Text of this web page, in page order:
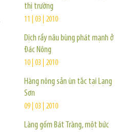
thị trường
11 | 03 | 2010
Dịch rầy nâu bùng phát mạnh ở
Đác Nông
10 | 03 | 2010
Hàng nông sản ùn tắc tại Lạng
Sơn
09 | 03 | 2010
Làng gốm Bát Tràng, một bức